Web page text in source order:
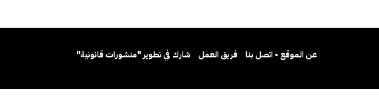
عن الموقع • اتصل بنا فريق العمل شارك في تطوير "منشورات قانونية"